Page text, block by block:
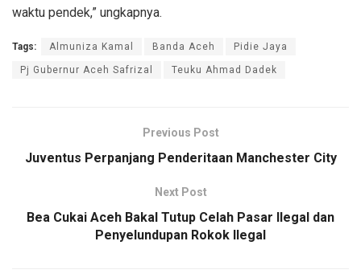
waktu pendek,” ungkapnya.
Tags: Almuniza Kamal Banda Aceh Pidie Jaya
Pj Gubernur Aceh Safrizal Teuku Ahmad Dadek
Previous Post
Juventus Perpanjang Penderitaan Manchester City
Next Post
Bea Cukai Aceh Bakal Tutup Celah Pasar Ilegal dan
Penyelundupan Rokok Ilegal